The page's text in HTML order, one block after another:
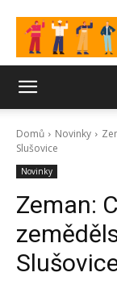
Domů Novinky
Slušovice
Novinky
Zeman: